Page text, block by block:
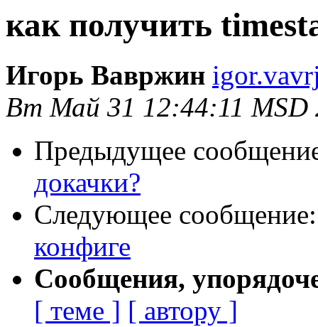
как получить
Игорь Вавржин
Вт Май 31 12:44:11 MSD
Предыдущее
докачки?
Следующее
конфиге
Сообщения,
[ теме ] [ автору ]